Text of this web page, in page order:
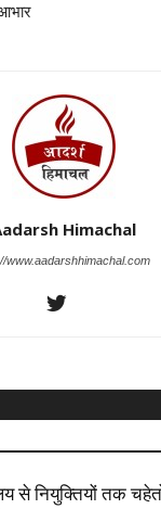
Himachal
www.aadarshhimachal.com
से नियुक्तियों तक